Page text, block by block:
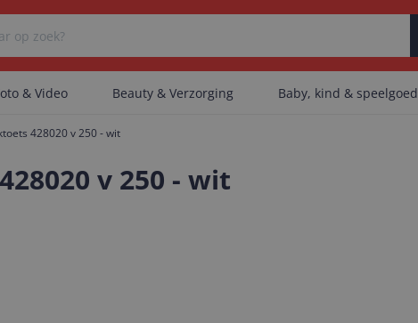
Er zijn geen categorieën gevonden.
& Video Beauty & Verzorging Baby, kind & speelgoed
428020 v 250 - wit
v 250 - wit